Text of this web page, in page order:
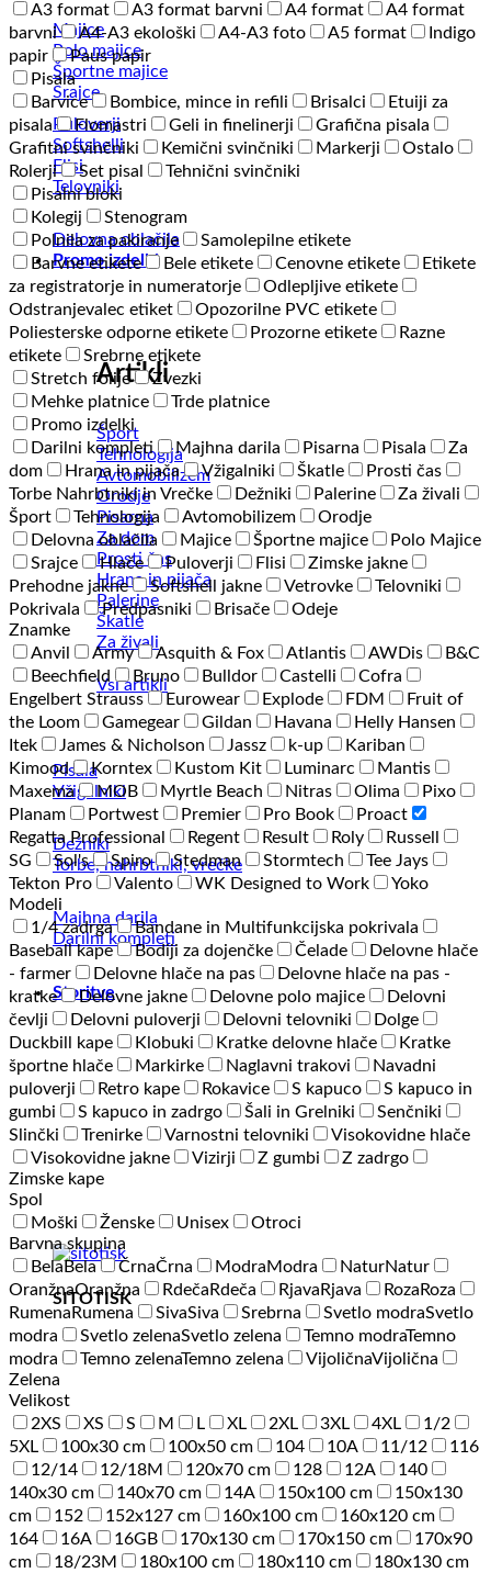
Majice
Polo majice
Športne majice
Srajce
Puloverji
Softshelli
Flisi
Telovniki
Delovna oblačila
Promo izdelki
Artikli
Šport
Tehnologija
Avtomobilizem
Orodje
Pisarna
Za dom
Prosti čas
Hrana in pijača
Palerine
Škatle
Za živali
Vsi artikli
Pisala
Vžigalniki
Dežniki
Torbe, nahrbtniki, vrečke
Majhna darila
Darilni kompleti
Storitve
SITOTISK
A3 format
A3 format barvni A4 format
A4 format
barvni
A4-A3 ekološki A4-A3 foto A5 format
Indigo
papir
Paus papir
Pisala
Barvice
Bombice, mince in refili Brisalci
Etuiji za
pisala
Flomastri Geli in finelinerji
Grafična pisala
Grafitni svinčniki
Kemični svinčniki Markerji
Ostalo
Rolerji
Set pisal
Tehnični svinčniki
Pisalni bloki
Kolegij
Stenogram
Polnila za pakiranje
Samolepilne etikete
Barvne etikete
Bele etikete Cenovne etikete
Etikete
za registratorje in numeratorje
Odlepljive etikete
Odstranjevalec etiket
Opozorilne PVC etikete
Poliesterske odporne etikete
Prozorne etikete
Razne
etikete
Srebrne etikete
Stretch folije
Zvezki
Mehke platnice
Trde platnice
Promo izdelki
Darilni kompleti
Majhna darila Pisarna Pisala
Za
dom
Hrana in pijača Vžigalniki Škatle
Prosti čas
Torbe Nahrbtniki in Vrečke
Dežniki Palerine
Za živali
Šport
Tehnologija Avtomobilizem
Orodje
Delovna oblačila
Majice Športne majice
Polo Majice
Srajce
Hlače Puloverji Flisi
Zimske jakne
Prehodne jakne
Softshell jakne Vetrovke
Telovniki
Pokrivala
Predpasniki Brisače
Odeje
Znamke
Anvil
Army Asquith & Fox Atlantis AWDis
B&C
Beechfield
Bruno Bulldor Castelli
Cofra
Engelbert Strauss
Eurowear Explode FDM
Fruit of
the Loom
Gamegear Gildan Havana
Helly Hansen
Itek
James & Nicholson Jassz k-up
Kariban
Kimood
Korntex Kustom Kit Luminarc
Mantis
Maxema
MOB Myrtle Beach Nitras Olima
Pixo
Planam
Portwest Premier Pro Book
Proact
Regatta Professional
Regent Result Roly
Russell
SG
Sol's Spiro Stedman Stormtech
Tee Jays
Tekton Pro
Valento WK Designed to Work
Yoko
Modeli
1/4 zadrga
Bandane in Multifunkcijska pokrivala
Baseball kape
Bodiji za dojenčke Čelade
Delovne hlače
- farmer
Delovne hlače na pas
Delovne hlače na pas -
kratke
Delovne jakne Delovne polo majice
Delovni
čevlji
Delovni puloverji Delovni telovniki
Dolge
Duckbill kape
Klobuki Kratke delovne hlače
Kratke
športne hlače
Markirke Naglavni trakovi
Navadni
puloverji
Retro kape Rokavice S kapuco
S kapuco in
gumbi
S kapuco in zadrgo Šali in Grelniki
Senčniki
Slinčki
Trenirke Varnostni telovniki
Visokovidne hlače
Visokovidne jakne
Vizirji Z gumbi
Z zadrgo
Zimske kape
Spol
Moški
Ženske Unisex
Otroci
Barvna skupina
BelaBela ČrnaČrna ModraModra NaturNatur
OranžnaOranžna Rdeča Rdeča Rjava Rjava Roza Roza
Rumena Rumena SivaSiva Srebrna Svetlo modraSvetlo
modra
Svetlo zelenaSvetlo zelena Temno modraTemno
modra
Temno zelenaTemno zelena VijoličnaVijolična
Zelena
Velikost
2XS
XS S M L XL 2XL 3XL 4XL
1/2
5XL
100x30 cm 100x50 cm 104 10A 11/12
116
12/14
12/18M 120x70 cm 128 12A
140
140x30 cm
140x70 cm 14A 150x100 cm
150x130
cm
152 152x127 cm 160x100 cm
160x120 cm
164
16A 16GB 170x130 cm 170x150 cm
170x90
cm
18/23M 180x100 cm 180x110 cm
180x130 cm